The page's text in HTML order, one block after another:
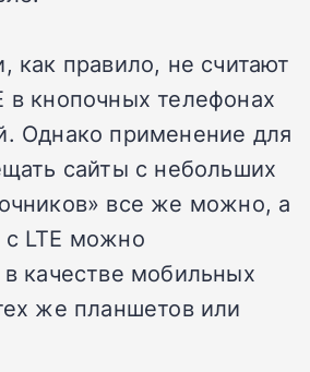
как правило, не считают
в кнопочных телефонах
Однако применение для
сайты с небольших
все же можно, а
LTE можно
в качестве мобильных
же планшетов или